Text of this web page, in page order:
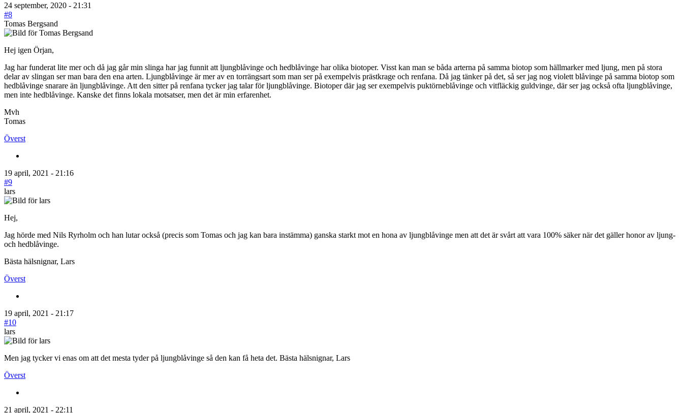
24 september, 2020 - 21:31
#8
Tomas Bergsand
Hej igen Örjan,
Jag har funderat lite mer och då jag går min slinga har jag funnit att ljungblåvinge och hedblåvinge har olika biotoper. Visst kan man se båda arterna på samma biotop som hällmarker med ljung, men på stora
delar av slingan ser man bara den ena arten. Ljungblåvinge är mer av en torrängsart som man ser på exempelvis prästkrage och renfana. Då jag tänker på det, så ser jag nog violett blåvinge på samma biotop som
hedblåvinge snarare än ljungblåvinge. Att den sitter på renfana tycker jag talar för ljungblåvinge. Biotoper där jag ser exempelvis puktörneblåvinge och vitfläckig guldvinge, där ser jag också ofta ljungblåvinge,
men inte hedblåvinge. Kanske det finns lokala motsatser, men det är min erfarenhet.
Mvh
Tomas
Överst
19 april, 2021 - 21:16
#9
lars
Hej,
Jag hörde med Nils Ryrholm och han lutar också (precis som Tomas och jag kan bara instämma) ganska starkt mot en hona av ljungblåvinge men att det är svårt att vara 100% säker när det gäller honor av ljung-
och hedblåvinge.
Bästa hälsnignar, Lars
Överst
19 april, 2021 - 21:17
#10
lars
Men jag tycker vi enas om att det mesta tyder på ljungblåvinge så den kan få heta det. Bästa hälsnignar, Lars
Överst
21 april, 2021 - 22:11